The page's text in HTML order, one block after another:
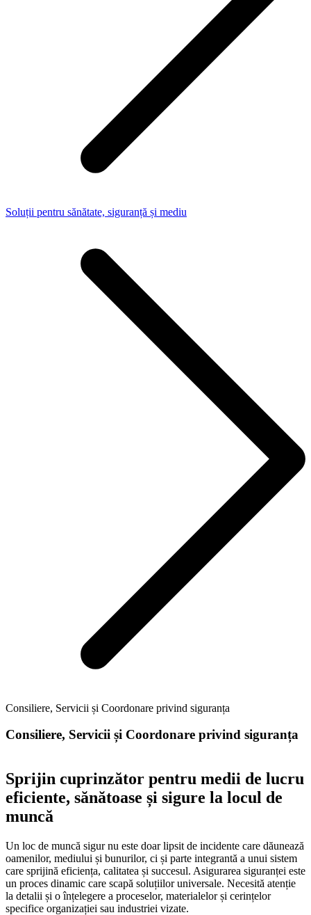
Soluții pentru sănătate, siguranță și mediu
Consiliere, Servicii și Coordonare privind siguranța
Consiliere, Servicii și Coordonare privind siguranța
Sprijin cuprinzător pentru medii de lucru
eficiente, sănătoase și sigure la locul de
muncă
Un loc de muncă sigur nu este doar lipsit de incidente care dăunează
oamenilor, mediului și bunurilor, ci și parte integrantă a unui sistem
care sprijină eficiența, calitatea și succesul. Asigurarea siguranței este
un proces dinamic care scapă soluțiilor universale. Necesită atenție
la detalii și o înțelegere a proceselor, materialelor și cerințelor
specifice organizației sau industriei vizate.